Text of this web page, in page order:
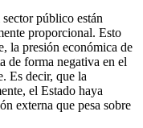
público están
proporcional. Esto
la presión económica de
de forma negativa en el
Es decir, que la
el Estado haya
externa que pesa sobre